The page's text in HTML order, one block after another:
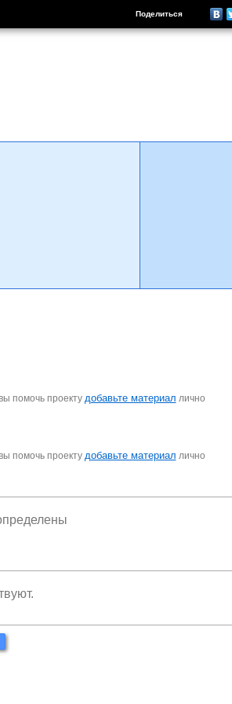
Поделиться
помочь проекту добавьте материал лично
помочь проекту добавьте материал лично